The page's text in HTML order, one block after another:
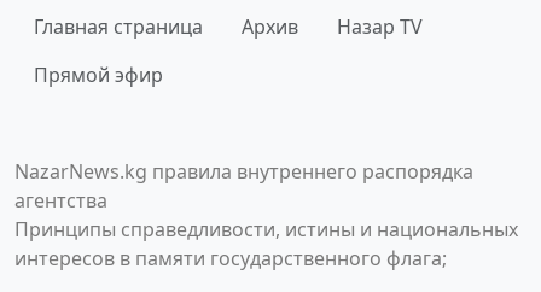
Главная страница Архив
Назар TV
Прямой эфир
NazarNews.kg правила внутреннего распорядка
агентства
Принципы справедливости, истины и национальных
интересов в памяти государственного флага;